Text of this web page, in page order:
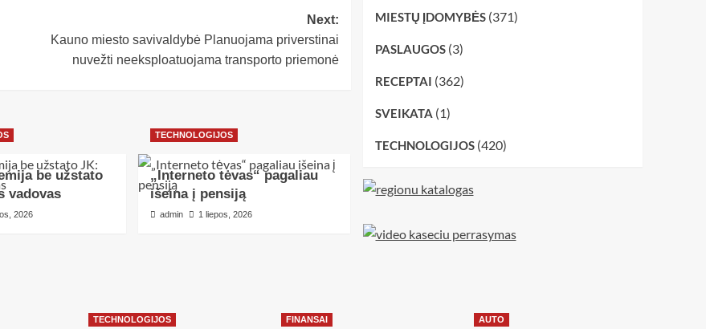
Next:
Kauno miesto savivaldybė Planuojama priverstinai
nuvežti neeksploatuojama transporto priemonė
be užstato
vadovas
2026
TECHNOLOGIJOS
„Interneto tėvas“ pagaliau
išeina į pensiją
admin 1 liepos, 2026
MIESTŲ ĮDOMYBĖS(371)
PASLAUGOS(3)
RECEPTAI (362)
SVEIKATA (1)
TECHNOLOGIJOS(420)
TECHNOLOGIJOS FINANSAI AUTO